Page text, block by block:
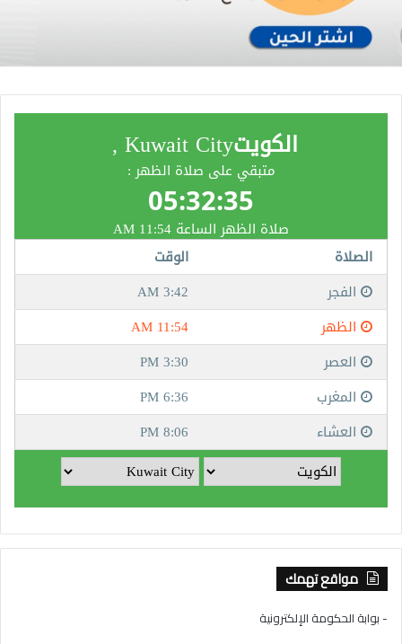
مواقع تهمك
- بوابة الحكومة الإلكترونية